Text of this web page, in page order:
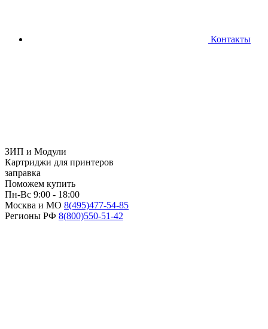
Контакты
ЗИП и Модули
Картриджи для принтеров
заправка
Поможем купить
Пн-Вс 9:00 - 18:00
Москва и МО 8(495)477-54-85
Регионы РФ 8(800)550-51-42